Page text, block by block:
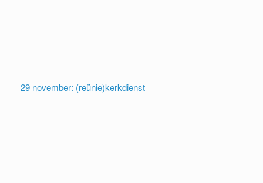
29 november: (reünie)kerkdienst